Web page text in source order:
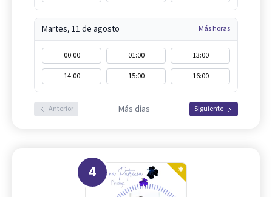
Martes, 11 de agosto Más horas
00:00 01:00
13:00
14:00
15:00 16:00
Anterior Más días Siguiente
4